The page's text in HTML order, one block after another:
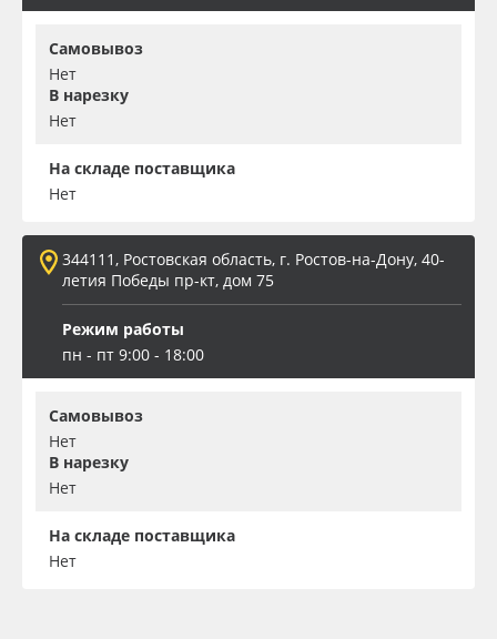
Самовывоз
Нет
В нарезку
Нет
На складе поставщика
Нет
344111, Ростовская область, г. Ростов-на-Дону, 40-
летия Победы пр-кт, дом 75
Режим работы
пн - пт 9:00 - 18:00
Самовывоз
Нет
В нарезку
Нет
На складе поставщика
Нет